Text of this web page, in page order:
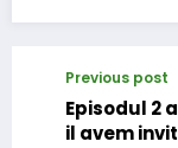
Previous post
Episodul 2
il avem